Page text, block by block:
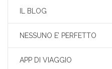
IL BLOG
NESSUNO E’ PERFETTO
APP DI VIAGGIO